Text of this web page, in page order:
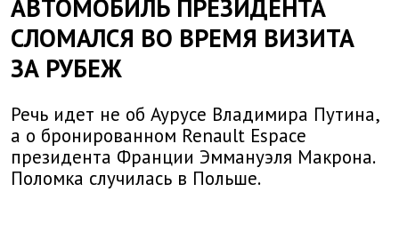
АВТОМОБИЛЬ ПРЕЗИДЕНТА
СЛОМАЛСЯ ВО ВРЕМЯ ВИЗИТА
ЗА РУБЕЖ
Речь идет не об Аурусе Владимира Путина,
а о бронированном Renault Espace
президента Франции Эммануэля Макрона.
Поломка случилась в Польше.